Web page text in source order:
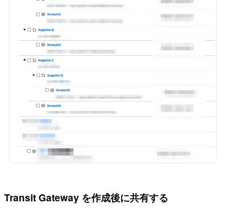
Transit Gateway を作成後に共有する